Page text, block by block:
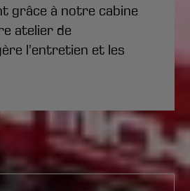
grâce à notre cabine
atelier de
l’entretien et les